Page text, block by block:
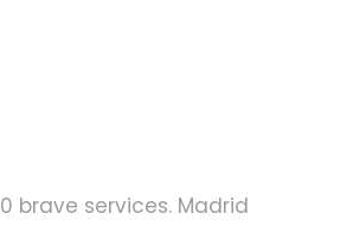
brave services. Madrid